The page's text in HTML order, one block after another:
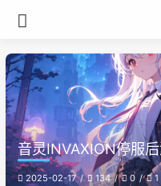
音灵INVAXION停服
2025-02-17 134 0 1